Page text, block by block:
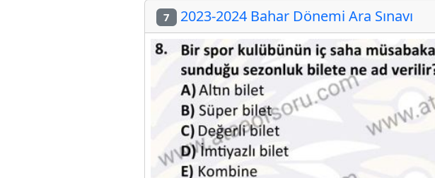
7 2023-2024 Bahar Dönemi Ara Sınavı